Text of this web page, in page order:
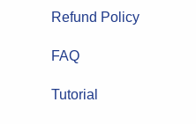
Refund Policy
FAQ
Tutorial